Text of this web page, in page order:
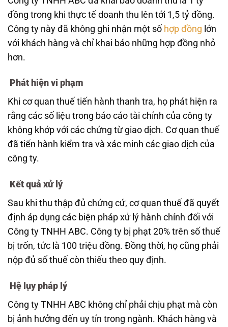
đồng trong khi thực tế doanh thu lên tới 1,5 tỷ đồng.
Công ty này đã không ghi nhận một số hợp đồng lớn
với khách hàng và chỉ khai báo những hợp đồng nhỏ
hơn.
Phát hiện vi phạm
Khi cơ quan thuế tiến hành thanh tra, họ phát hiện ra
rằng các số liệu trong báo cáo tài chính của công ty
không khớp với các chứng từ giao dịch. Cơ quan thuế
đã tiến hành kiểm tra và xác minh các giao dịch của
công ty.
Kết quả xử lý
Sau khi thu thập đủ chứng cứ, cơ quan thuế đã quyết
định áp dụng các biện pháp xử lý hành chính đối với
Công ty TNHH ABC. Công ty bị phạt 20% trên số thuế
bị trốn, tức là 100 triệu đồng. Đồng thời, họ cũng phải
nộp đủ số thuế còn thiếu theo quy định.
Hệ lụy pháp lý
Công ty TNHH ABC không chỉ phải chịu phạt mà còn
bị ảnh hưởng đến uy tín trong ngành. Khách hàng và